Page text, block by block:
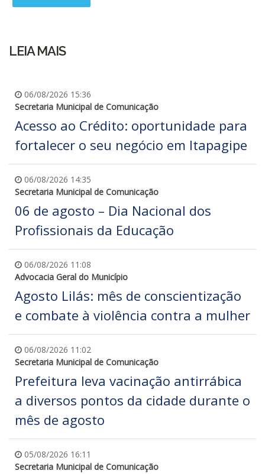
LEIA MAIS
06/08/2026 15:36
Secretaria Municipal de Comunicação
Acesso ao Crédito: oportunidade para
fortalecer o seu negócio em Itapagipe
06/08/2026 14:35
Secretaria Municipal de Comunicação
06 de agosto – Dia Nacional dos
Profissionais da Educação
06/08/2026 11:08
Advocacia Geral do Município
Agosto Lilás: mês de conscientização
e combate à violência contra a mulher
06/08/2026 11:02
Secretaria Municipal de Comunicação
Prefeitura leva vacinação antirrábica
a diversos pontos da cidade durante o
mês de agosto
05/08/2026 16:11
Secretaria Municipal de Comunicação